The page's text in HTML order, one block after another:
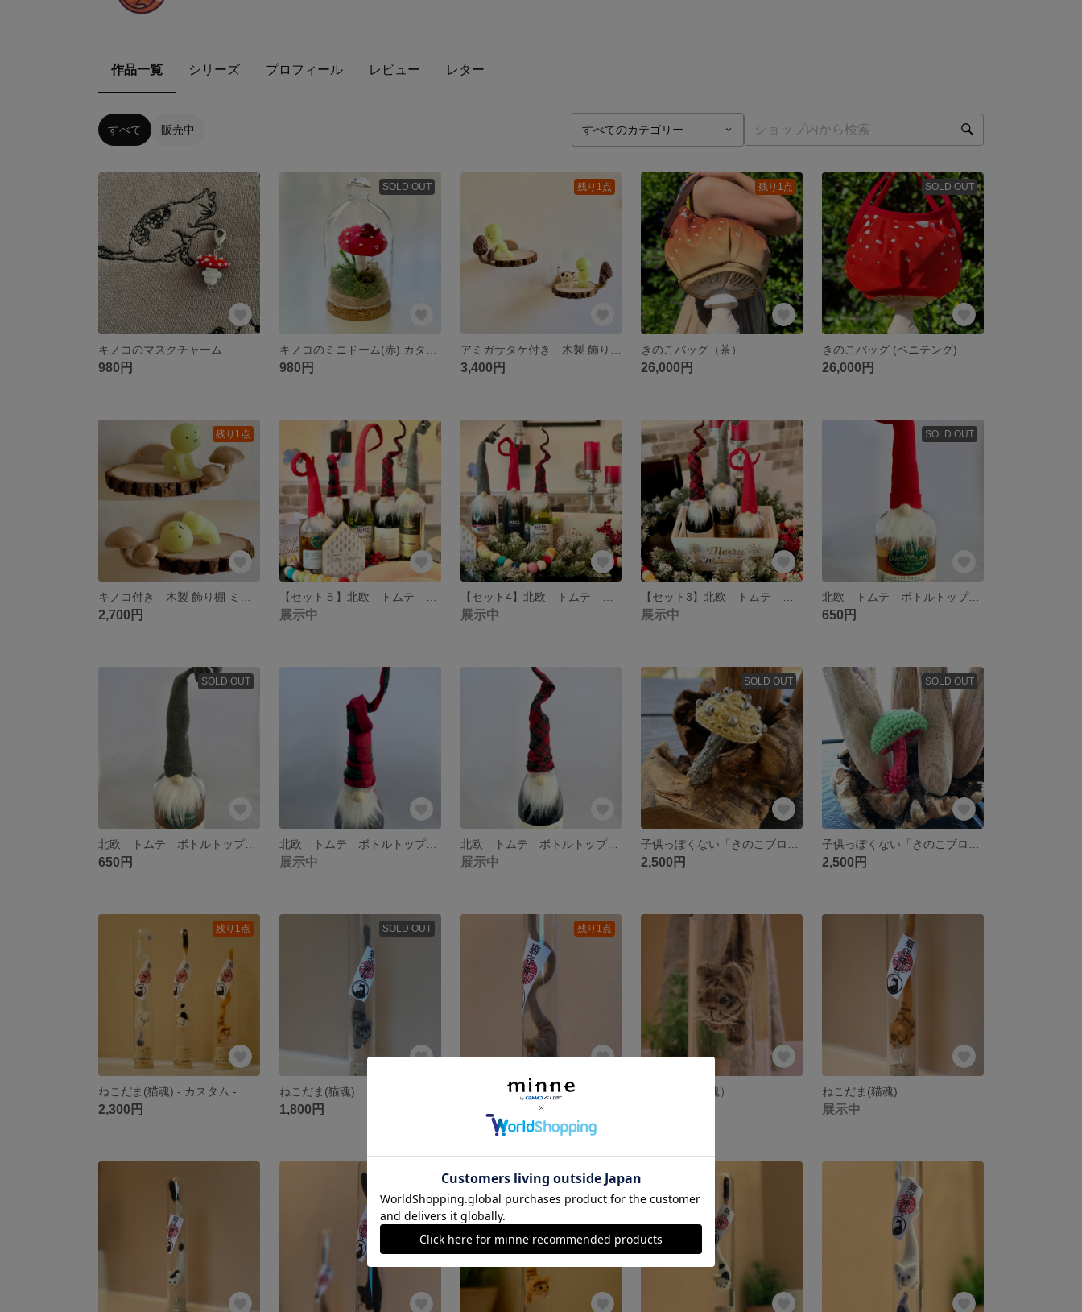
作品一覧 シリーズ プロフィール レビュー レター
すべて 販売中
キノコのマスクチャーム
980円
SOLD OUT
980円
残り1点
3,400円
残り1点
きのこバッグ（茶）
26,000円
SOLD OUT
きのこバッグ (ベニテング)
26,000円
残り1点
2,700円 展示中 展示中 展示中
SOLD OUT
北欧 トムテ ボトルトップ （赤フェルト）
650円
SOLD OUT
北欧 トムテ ボトルトップ （グレーフェルト）
650円
北欧 トムテ ボトルトップ （赤x黒x緑 大格子柄 ネル地B）
展示中
北欧 トムテ ボトルトップ （赤x黒x緑 タータンチェック ネル地A）
展示中
SOLD OUT
2,500円
SOLD OUT
2,500円
残り1点
ねこだま(猫魂) - カスタム -
2,300円
SOLD OUT
ねこだま(猫魂)
1,800円
残り1点
ねこだま(猫魂) ねこだま（猫魂） ねこだま(猫魂)
展示中